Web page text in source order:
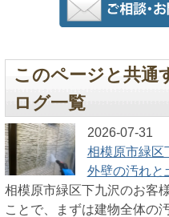
このページと共通
ログ一覧
2026-07-31
相模原市緑区
外壁の汚れと
相模原市緑区下九沢のお客
ことで、まずは建物全体の